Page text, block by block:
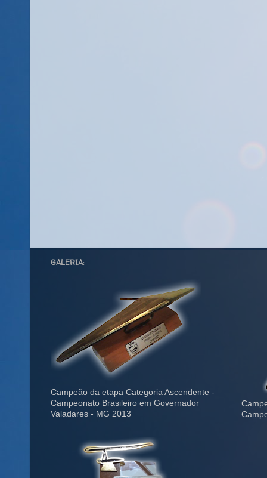
GALERIA:
Campeão da etapa Categoria Ascendente -
Campeonato Brasileiro em Governador
Valadares - MG 2013